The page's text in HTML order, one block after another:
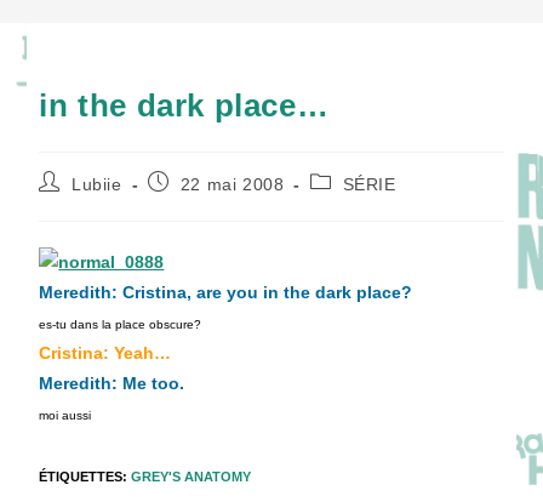
in the dark place…
Auteur/autrice
publication :
Lubiie
Publication
22 mai 2008
PostSÉRIE
Meredith: Cristina, are you in the dark place?
es-tu dans la place obscure?
Cristina: Yeah…
Meredith: Me too.
moi aussi
ÉTIQUETTES:GREY'S ANATOMY